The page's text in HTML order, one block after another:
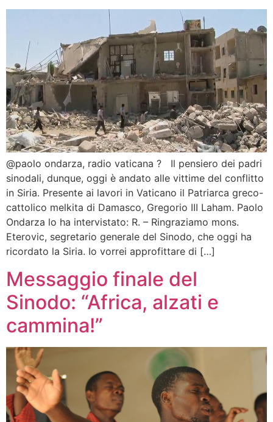
@paolo ondarza, radio vaticana ? Il pensiero dei padri
sinodali, dunque, oggi è andato alle vittime del conflitto
in Siria. Presente ai lavori in Vaticano il Patriarca greco-
cattolico melkita di Damasco, Gregorio III Laham. Paolo
Ondarza lo ha intervistato: R. – Ringraziamo mons.
Eterovic, segretario generale del Sinodo, che oggi ha
ricordato la Siria. Io vorrei approfittare di […]
Messaggio finale del
Sinodo: “Africa, alzati e
cammina!”